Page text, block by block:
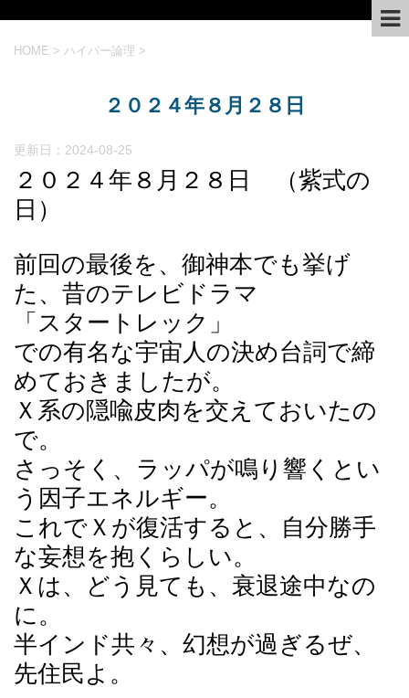
HOME > ハイパー論理 >
２０２４年８月２８日
更新日： 2024-08-25
２０２４年８月２８日 （紫式の
日）
前回の最後を、御神本でも挙げ
た、昔のテレビドラマ
「スタートレック」
での有名な宇宙人の決め台詞で締
めておきましたが。
Ｘ系の隠喩皮肉を交えておいたの
で。
さっそく、ラッパが鳴り響くとい
う因子エネルギー。
これでＸが復活すると、自分勝手
な妄想を抱くらしい。
Ｘは、どう見ても、衰退途中なの
に。
半インド共々、幻想が過ぎるぜ、
先住民よ。